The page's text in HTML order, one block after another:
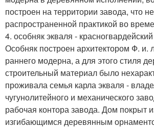
построен на территории завода, что
распространенной практикой во
4. особняк экваля -
Особняк построен архитектором Ф. и.
раннего модерна, а для этого стиля
строительный материал было
проживала семья карла экваля -
чугунолитейного и механического
рабочая контора завода. Дом покрыт
изгибающимся деревянным